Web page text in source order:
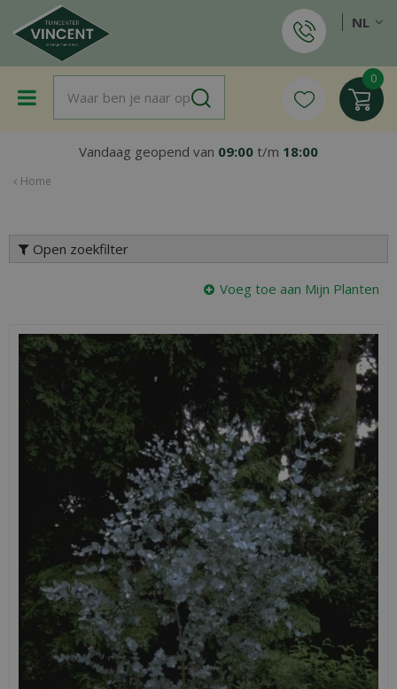
a
Home
Vandaag geopend van 09:00 t/m 18:00
NL
Open zoekfilter
Voeg toe aan Mijn Planten